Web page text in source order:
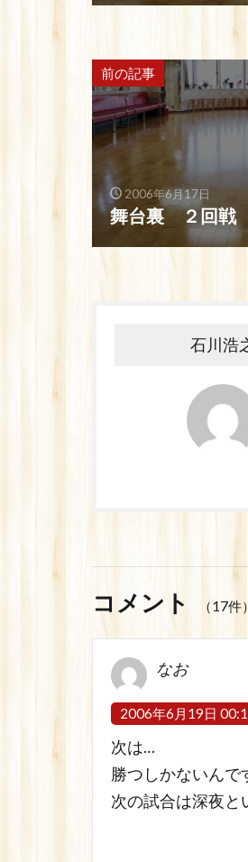
前の記事
2006年6月17日
舞台裏 ２回戦
石川浩
コメント （17件）
なお
2006年6月19日
次は…
勝つしかないんで
次の試合は深夜と